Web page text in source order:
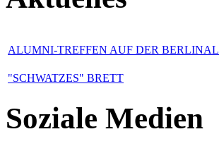
ALUMNI-TREFFEN AUF DER
"SCHWATZES" BRETT
Soziale Medien